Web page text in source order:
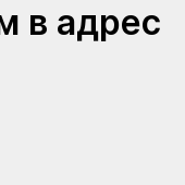
в адрес